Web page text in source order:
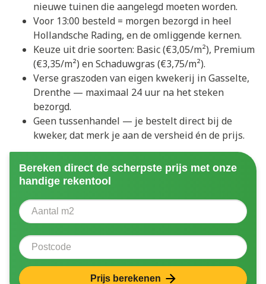
nieuwe tuinen die aangelegd moeten worden.
Voor 13:00 besteld = morgen bezorgd in heel
Hollandsche Rading, en de omliggende kernen.
Keuze uit drie soorten: Basic (€3,05/m²), Premium
(€3,35/m²) en Schaduwgras (€3,75/m²).
Verse graszoden van eigen kwekerij in Gasselte,
Drenthe — maximaal 24 uur na het steken
bezorgd.
Geen tussenhandel — je bestelt direct bij de
kweker, dat merk je aan de versheid én de prijs.
Bereken direct de scherpste prijs met onze
handige rekentool
Aantal vierkante meter
Postcode
Prijs berekenen